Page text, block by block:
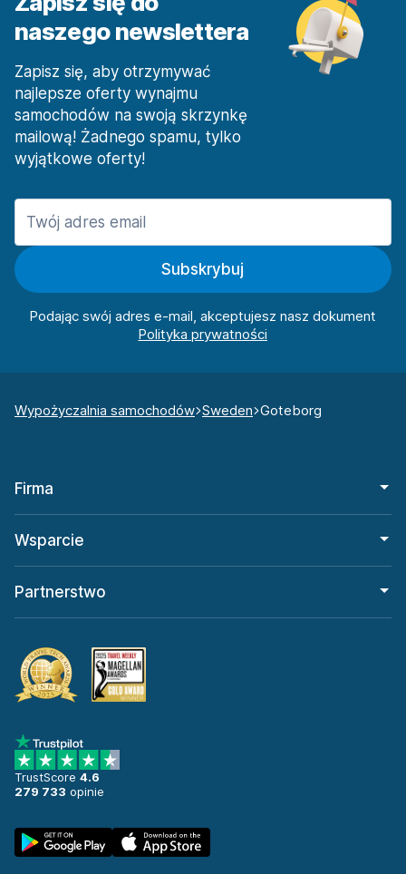
naszego newslettera
Zapisz się, aby otrzymywać
najlepsze oferty wynajmu
samochodów na swoją skrzynkę
mailową! Żadnego spamu, tylko
wyjątkowe oferty!
Subskrybuj
Podając swój adres e-mail, akceptujesz nasz dokument
Wypożyczalnia samochodów Sweden Goteborg
Firma
Wsparcie
Partnerstwo
TrustScore 4.6
279 733 opinie